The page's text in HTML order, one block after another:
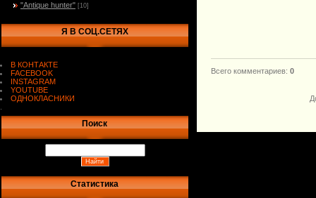
"Antique hunter" [10]
Я В СОЦ.СЕТЯХ
В КОНТАКТЕ
FACEBOOK
INSTAGRAM
YOUTUBE
ОДНОКЛАСНИКИ
Поиск
Статистика
Всего комментариев: 0